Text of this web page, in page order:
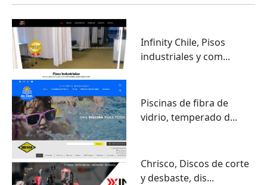
Infinity Chile, Pisos
industriales y com...
Piscinas de fibra de
vidrio, temperado d...
Chrisco, Discos de corte
y desbaste, dis...